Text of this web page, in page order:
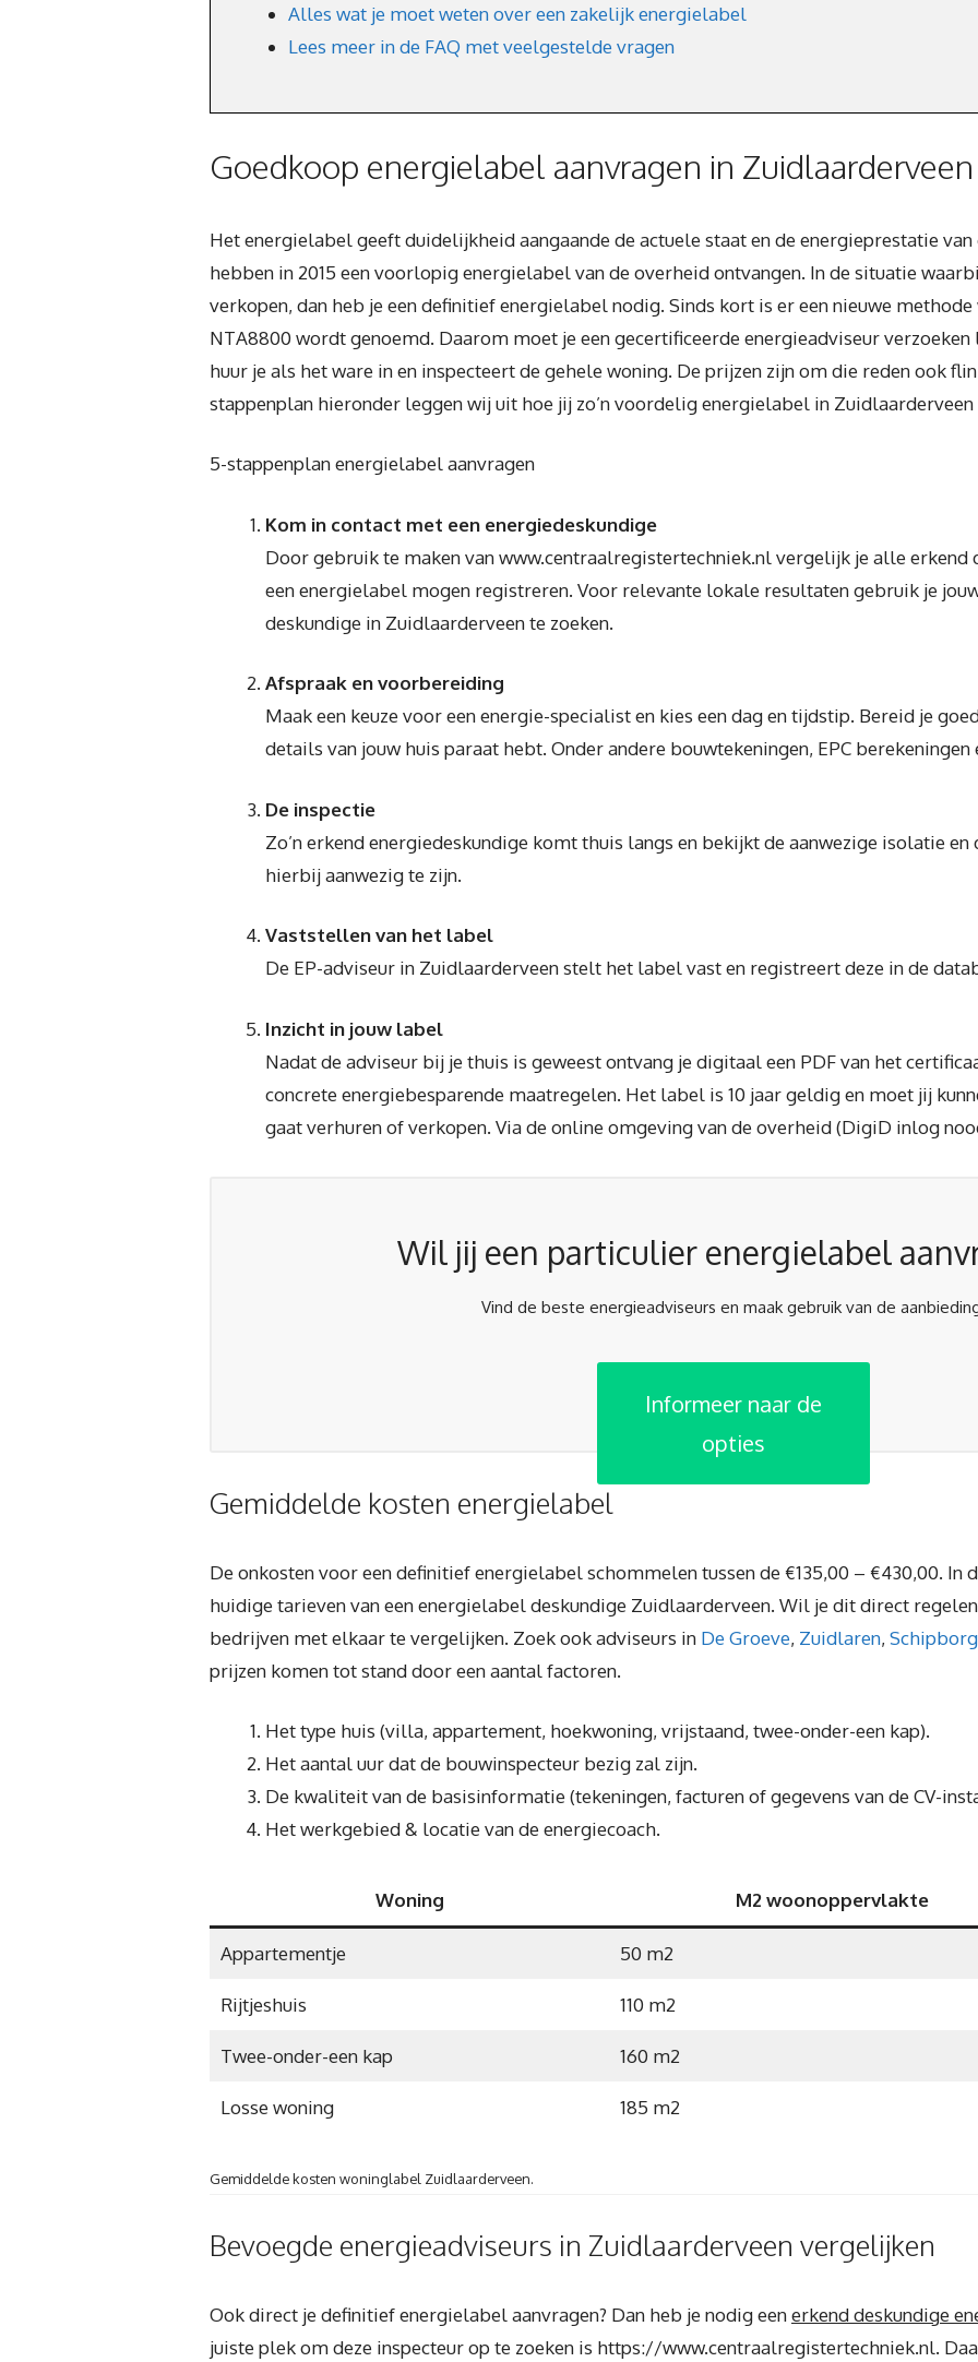
Alles wat je moet weten over een zakelijk energielabel
Lees meer in de FAQ met veelgestelde vragen
Goedkoop energielabel aanvragen in Zuidlaarderveen
Het energielabel geeft duidelijkheid aangaande de actuele staat en de energieprestatie
hebben in 2015 een voorlopig energielabel van de overheid ontvangen. In de situatie
verkopen, dan heb je een definitief energielabel nodig. Sinds kort is er een nieuwe
NTA8800 wordt genoemd. Daarom moet je een gecertificeerde energieadviseur verzoeken
huur je als het ware in en inspecteert de gehele woning. De prijzen zijn om die reden ook
stappenplan hieronder leggen wij uit hoe jij zo’n voordelig energielabel in Zuidlaarderveen
5-stappenplan energielabel aanvragen
Kom in contact met een energiedeskundige
Door gebruik te maken van www.centraalregistertechniek.nl vergelijk je alle erkend
een energielabel mogen registreren. Voor relevante lokale resultaten gebruik je
deskundige in Zuidlaarderveen te zoeken.
Afspraak en voorbereiding
Maak een keuze voor een energie-specialist en kies een dag en tijdstip. Bereid je
details van jouw huis paraat hebt. Onder andere bouwtekeningen, EPC
De inspectie
Zo’n erkend energiedeskundige komt thuis langs en bekijkt de aanwezige isolatie
hierbij aanwezig te zijn.
Vaststellen van het label
De EP-adviseur in Zuidlaarderveen stelt het label vast en registreert deze in de
Inzicht in jouw label
Nadat de adviseur bij je thuis is geweest ontvang je digitaal een PDF van het
concrete energiebesparende maatregelen. Het label is 10 jaar geldig en moet jij
gaat verhuren of verkopen. Via de online omgeving van de overheid (DigiD inlog
Wil jij een particulier energielabel
Vind de beste energieadviseurs en maak gebruik van de
Informeer naar de
opties
Gemiddelde kosten energielabel
De onkosten voor een definitief energielabel schommelen tussen de €135,00 – €430,00. In
huidige tarieven van een energielabel deskundige Zuidlaarderveen. Wil je dit direct
bedrijven met elkaar te vergelijken. Zoek ook adviseurs in De Groeve, Zuidlaren, Schipborg
prijzen komen tot stand door een aantal factoren.
Het type huis (villa, appartement, hoekwoning, vrijstaand, twee-onder-een kap).
Het aantal uur dat de bouwinspecteur bezig zal zijn.
De kwaliteit van de basisinformatie (tekeningen, facturen of gegevens van de CV-
Het werkgebied & locatie van de energiecoach.
Woning M2 woonoppervlakte
Appartementje 50 m2
Rijtjeshuis 110 m2
Twee-onder-een kap 160 m2
Losse woning 185 m2
Gemiddelde kosten woninglabel Zuidlaarderveen.
Bevoegde energieadviseurs in Zuidlaarderveen vergelijken
Ook direct je definitief energielabel aanvragen? Dan heb je nodig eenerkend deskundige
juiste plek om deze inspecteur op te zoeken is https://www.centraalregistertechniek.nl.